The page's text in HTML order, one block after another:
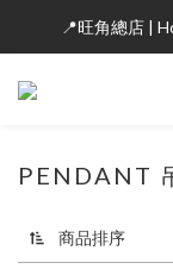
📍旺角總店 |
PENDANT
商品排序